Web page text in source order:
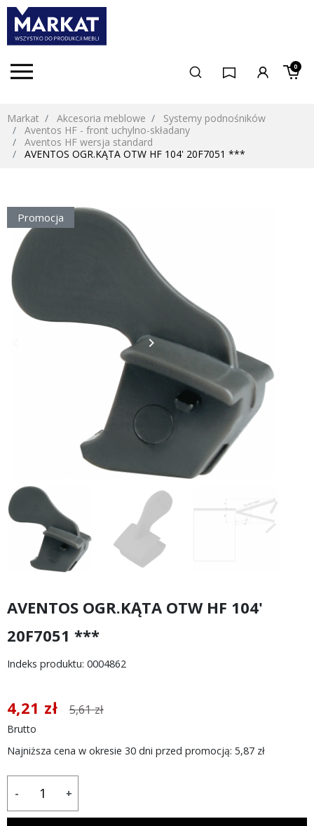
0
Markat Akcesoria meblowe
Systemy podnośników
Aventos HF - front uchylno-składany
Aventos HF wersja standard
AVENTOS OGR.KĄTA OTW HF 104' 20F7051 ***
Promocja
Następny
keyboard_arrow_right
AVENTOS OGR.KĄTA OTW HF 104'
20F7051 ***
Indeks produktu: 0004862
4,21 zł 5,61 zł
Brutto
Najniższa cena w okresie 30 dni przed promocją: 5,87 zł
- +